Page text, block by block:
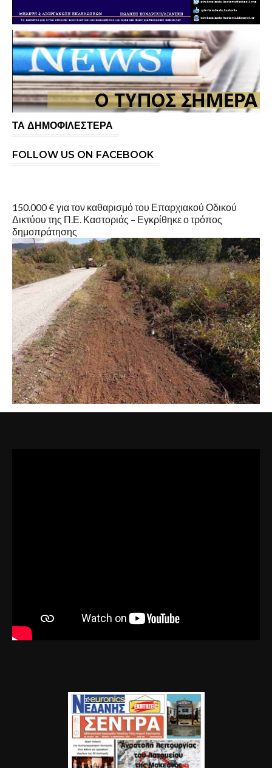
ΤΑ ΔΗΜΟΦΙΛΕΣΤΕΡΑ
FOLLOW US ON FACEBOOK
150.000 € για τον καθαρισμό του Επαρχιακού Οδικού
Δικτύου της Π.Ε. Καστοριάς – Εγκρίθηκε ο τρόπος
δημοπράτησης